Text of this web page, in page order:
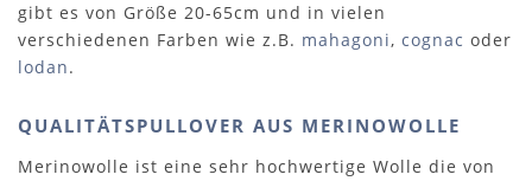
gibt es von Größe 20-65cm und in vielen
verschiedenen Farben wie z.B. mahagoni, cognac oder
lodan.
QUALITÄTSPULLOVER AUS MERINOWOLLE
Merinowolle ist eine sehr hochwertige Wolle die von